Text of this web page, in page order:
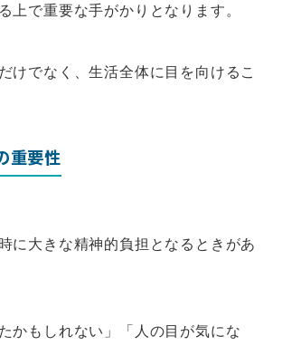
上で重要な手がかりとなります。
けでなく、生活全体に目を向けるこ
重要性
に大きな精神的負担となるときがあ
かもしれない」「人の目が気にな